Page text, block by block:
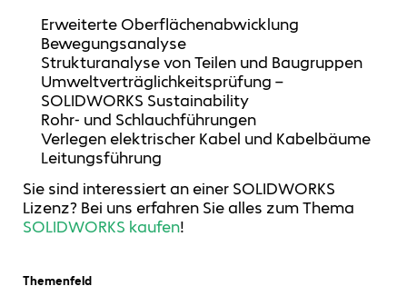
Themenfeld
Erweiterte Oberflächenabwicklung
Bewegungsanalyse
Strukturanalyse von Teilen und Baugruppen
Umweltverträglichkeitsprüfung –
SOLIDWORKS Sustainability
Rohr- und Schlauchführungen
Verlegen elektrischer Kabel und Kabelbäume
Leitungsführung
Sie sind interessiert an einer SOLIDWORKS
Lizenz? Bei uns erfahren Sie alles zum Thema
SOLIDWORKS kaufen!